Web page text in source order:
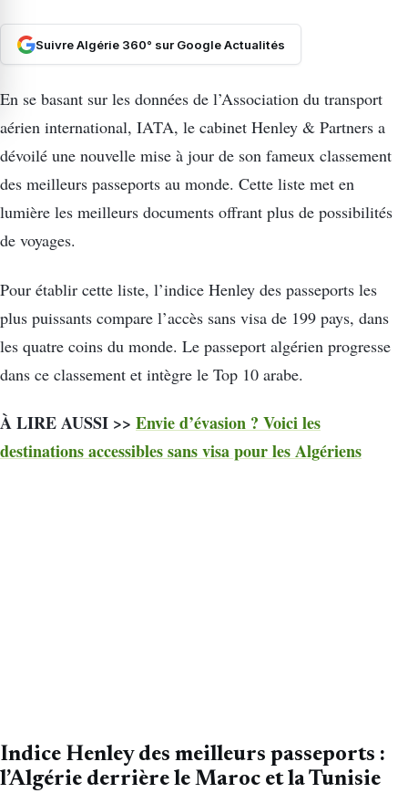
Suivre Algérie 360° sur Google Actualités
En se basant sur les données de l’Association du transport
aérien international, IATA, le cabinet Henley & Partners a
dévoilé une nouvelle mise à jour de son fameux classement
des meilleurs passeports au monde. Cette liste met en
lumière les meilleurs documents offrant plus de possibilités
de voyages.
Pour établir cette liste, l’indice Henley des passeports les
plus puissants compare l’accès sans visa de 199 pays, dans
les quatre coins du monde. Le passeport algérien progresse
dans ce classement et intègre le Top 10 arabe.
À LIRE AUSSI >> Envie d’évasion ? Voici les
destinations accessibles sans visa pour les Algériens
Indice Henley des meilleurs passeports :
l’Algérie derrière le Maroc et la Tunisie